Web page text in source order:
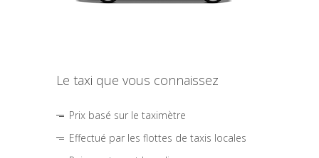
Le taxi que vous connaissez
Prix basé sur le taximètre
Effectué par les flottes de taxis locales